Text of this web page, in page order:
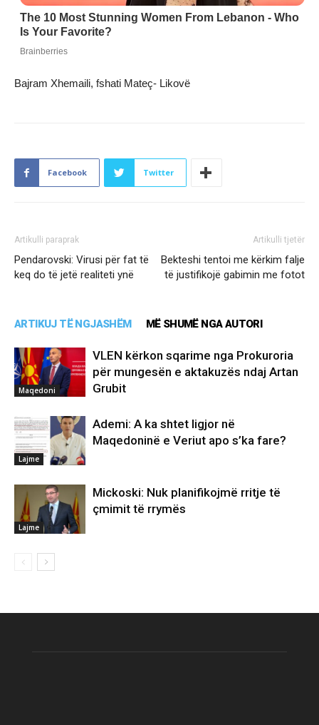
Bajram Xhemaili, fshati Mateç- Likovë
Facebook Twitter
Artikulli paraprak
Pendarovski: Virusi për fat të
keq do të jetë realiteti ynë
Artikulli tjetër
Bekteshi tentoi me kërkim falje
të justifikojë gabimin me fotot
ARTIKUJ TË NGJASHËM MË SHUMË NGA AUTORI
Maqedoni
VLEN kërkon sqarime nga Prokuroria
për mungesën e aktakuzës ndaj Artan
Grubit
Lajme
Ademi: A ka shtet ligjor në
Maqedoninë e Veriut apo s’ka fare?
Lajme
Mickoski: Nuk planifikojmë rritje të
çmimit të rrymës